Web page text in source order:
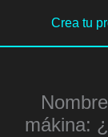
contenido
Crea tu
mákina: